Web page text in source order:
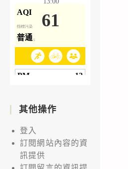
其他操作
登入
訂閱網站內容的資
訊提供